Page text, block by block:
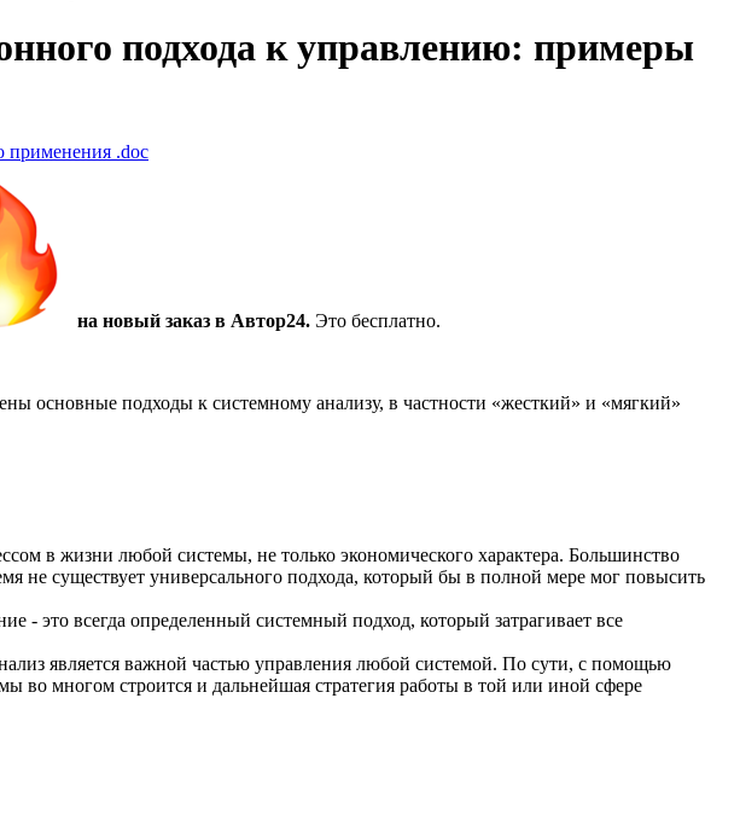
подхода к управлению: примеры
применения .doc
на новый заказ в Автор24. Это бесплатно.
основные подходы к системному анализу, в частности «жесткий» и «мягкий»
в жизни любой системы, не только экономического характера. Большинство
не существует универсального подхода, который бы в полной мере мог повысить
- это всегда определенный системный подход, который затрагивает все
является важной частью управления любой системой. По сути, с помощью
во многом строится и дальнейшая стратегия работы в той или иной сфере